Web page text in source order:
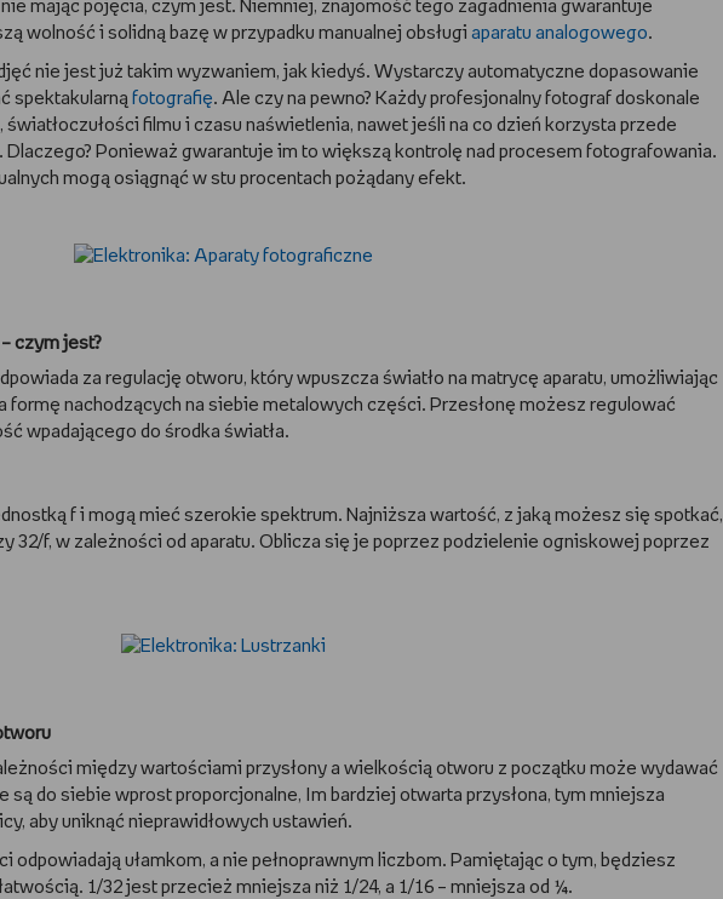
mając pojęcia, czym jest. Niemniej, znajomość tego zagadnienia gwarantuje
wolność i solidną bazę w przypadku manualnej obsługi aparatu analogowego.
nie jest już takim wyzwaniem, jak kiedyś. Wystarczy automatyczne dopasowanie
spektakularną fotografię. Ale czy na pewno? Każdy profesjonalny fotograf doskonale
filmu i czasu naświetlenia, nawet jeśli na co dzień korzysta przede
Ponieważ gwarantuje im to większą kontrolę nad procesem fotografowania.
mogą osiągnąć w stu procentach pożądany efekt.
czym jest?
za regulację otworu, który wpuszcza światło na matrycę aparatu, umożliwiając
formę nachodzących na siebie metalowych części. Przesłonę możesz regulować
wpadającego do środka światła.
f i mogą mieć szerokie spektrum. Najniższa wartość, z jaką możesz się spotkać,
32/f, w zależności od aparatu. Oblicza się je poprzez podzielenie ogniskowej poprzez
między wartościami przysłony a wielkością otworu z początku może wydawać
są do siebie wprost proporcjonalne, Im bardziej otwarta przysłona, tym mniejsza
aby uniknąć nieprawidłowych ustawień.
odpowiadają ułamkom, a nie pełnoprawnym liczbom. Pamiętając o tym, będziesz
1/32 jest przecież mniejsza niż 1/24, a 1/16 – mniejsza od ¼.